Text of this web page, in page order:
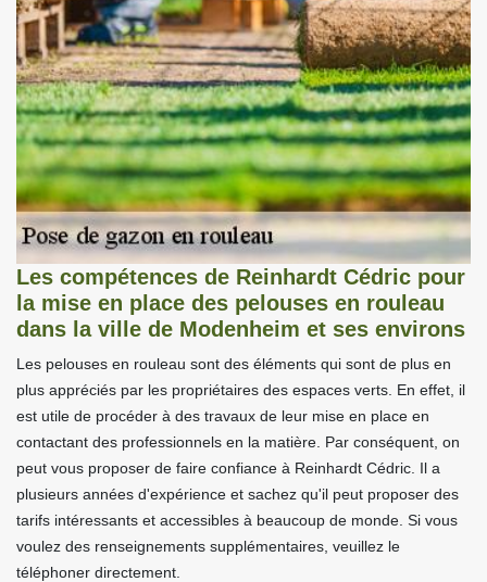
Les compétences de Reinhardt Cédric pour
la mise en place des pelouses en rouleau
dans la ville de Modenheim et ses environs
Les pelouses en rouleau sont des éléments qui sont de plus en
plus appréciés par les propriétaires des espaces verts. En effet, il
est utile de procéder à des travaux de leur mise en place en
contactant des professionnels en la matière. Par conséquent, on
peut vous proposer de faire confiance à Reinhardt Cédric. Il a
plusieurs années d'expérience et sachez qu'il peut proposer des
tarifs intéressants et accessibles à beaucoup de monde. Si vous
voulez des renseignements supplémentaires, veuillez le
téléphoner directement.